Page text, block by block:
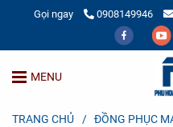
Gọi ngay 0908149946
MENU
TRANG CHỦ / ĐỒNG PHỤC